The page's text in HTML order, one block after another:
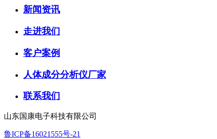
新闻资讯
走进我们
客户案例
人体成分分析仪厂家
联系我们
山东国康电子科技有限公司
鲁ICP备16021555号-21